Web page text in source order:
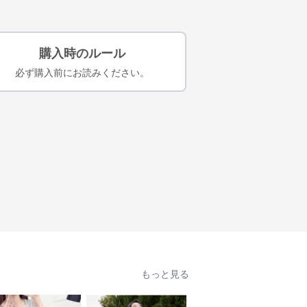
購入時のルール
必ず購入前にお読みください。
もっと見る